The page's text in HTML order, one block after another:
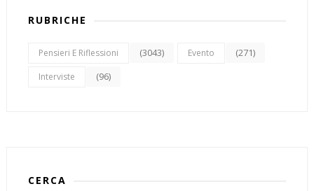
RUBRICHE
Pensieri E Riflessioni (3043) Evento (271)
Interviste (96)
CERCA